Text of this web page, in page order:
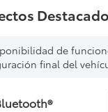
de
final del